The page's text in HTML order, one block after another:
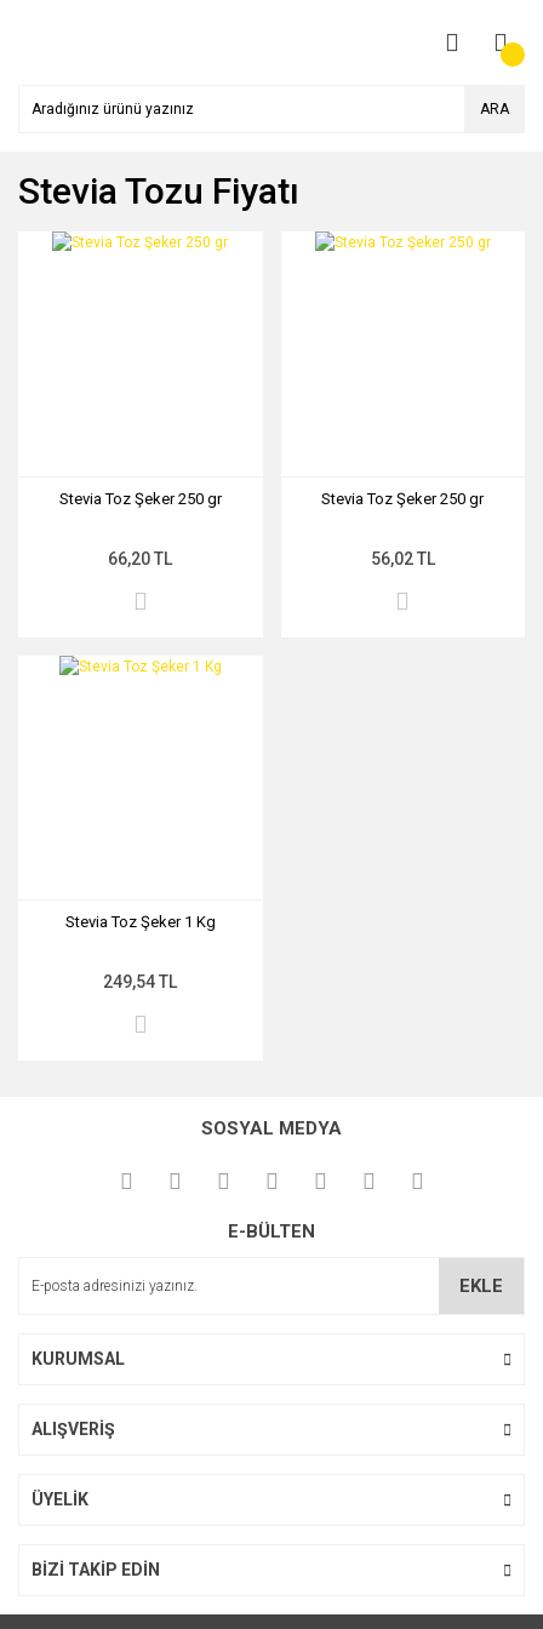
ARA
Stevia Tozu Fiyatı
Stevia Toz Şeker 250 gr
66,20 TL
Stevia Toz Şeker 250 gr
56,02 TL
Stevia Toz Şeker 1 Kg
249,54 TL
SOSYAL MEDYA
E-BÜLTEN
EKLE
KURUMSAL
ALIŞVERİŞ
ÜYELİK
BİZİ TAKİP EDİN